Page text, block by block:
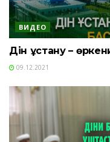
ВИДЕО
Дін ұстану –
09.12.2021